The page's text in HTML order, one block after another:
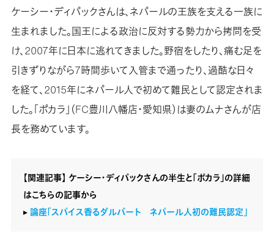
ケーシー・ディパックさんは、ネパールの王族を支える一族に
生まれました。国王による政治に反対する勢力から拷問を受
け、2007年に日本に逃れてきました。野宿をしたり、痛む足を
引きずりながら7時間歩いて入管まで通ったり、過酷な日々
を経て、2015年にネパール人で初めて難民として認定されま
した。「ポカラ」（FC豊川八幡店・愛知県）は妻のムナさんが店
長を務めています。
【関連記事】 ケーシー・ディパックさんの半生と「ポカラ」の詳細
はこちらの記事から
▸論座「スパイス香るダルバート ネパール人初の難民認定」